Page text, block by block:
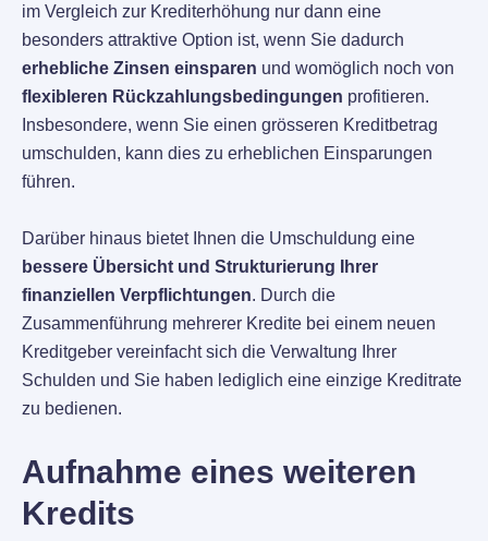
im Vergleich zur Krediterhöhung nur dann eine
besonders attraktive Option ist, wenn Sie dadurch
erhebliche Zinsen einsparen und womöglich noch von
flexibleren Rückzahlungsbedingungen profitieren.
Insbesondere, wenn Sie einen grösseren Kreditbetrag
umschulden, kann dies zu erheblichen Einsparungen
führen.
Darüber hinaus bietet Ihnen die Umschuldung eine
bessere Übersicht und Strukturierung Ihrer
finanziellen Verpflichtungen. Durch die
Zusammenführung mehrerer Kredite bei einem neuen
Kreditgeber vereinfacht sich die Verwaltung Ihrer
Schulden und Sie haben lediglich eine einzige Kreditrate
zu bedienen.
Aufnahme eines weiteren
Kredits